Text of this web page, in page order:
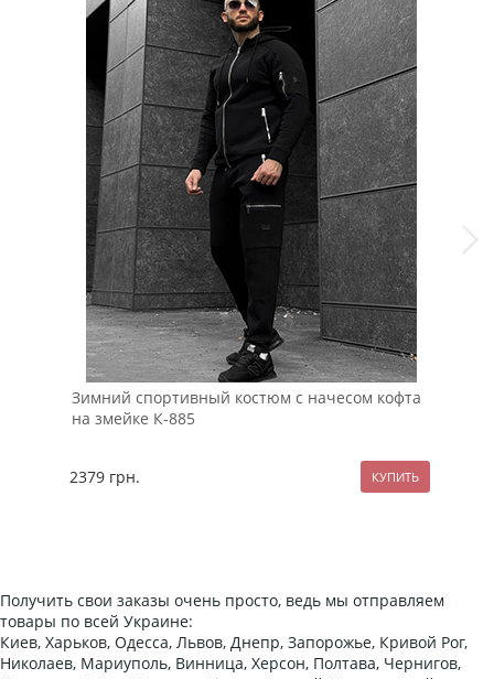
Зимний спортивный костюм с начесом кофта
на змейке К-885
2379 грн.
Получить свои заказы очень просто, ведь мы отправляем
товары по всей Украине:
Киев, Харьков, Одесса, Львов, Днепр, Запорожье, Кривой Рог,
Николаев, Мариуполь, Винница, Херсон, Полтава, Чернигов,